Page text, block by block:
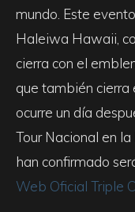
mundo. Este
Haleiwa Hawaii,
cierra con el
que también cierra
ocurre un día
Tour Nacional en
han confirmado
Web Oficial Triple